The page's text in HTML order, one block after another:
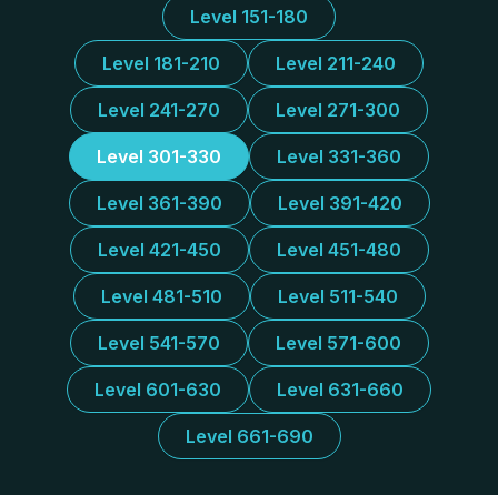
Level 151-180
Level 181-210 Level 211-240
Level 241-270 Level 271-300
Level 301-330 Level 331-360
Level 361-390 Level 391-420
Level 421-450 Level 451-480
Level 481-510 Level 511-540
Level 541-570 Level 571-600
Level 601-630 Level 631-660
Level 661-690